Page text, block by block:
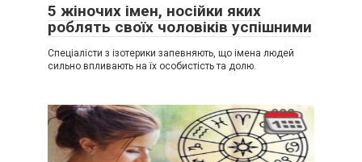
5 жіночих імен, носійки яких
роблять своїх чоловіків успішними
Спеціалісти з ізотерики запевняють, що імена людей
сильно впливають на їх особистість та долю.